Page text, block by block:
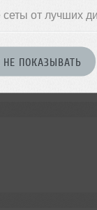
от лучших
ПОКАЗЫВАТЬ